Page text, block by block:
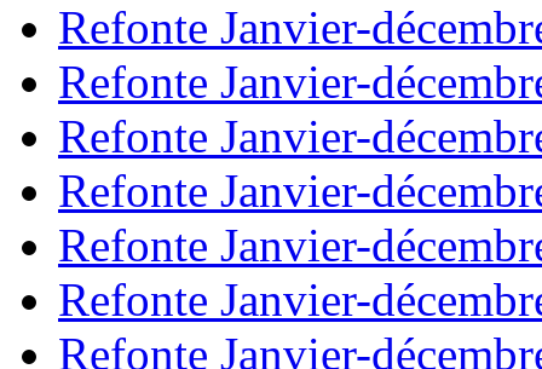
Refonte Janvier-
Refonte Janvier-
Refonte Janvier-
Refonte Janvier-
Refonte Janvier-
Refonte Janvier-
Refonte Janvier-